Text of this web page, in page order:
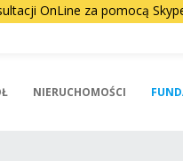
OnLine za pomocą
NIERUCHOMOŚCI